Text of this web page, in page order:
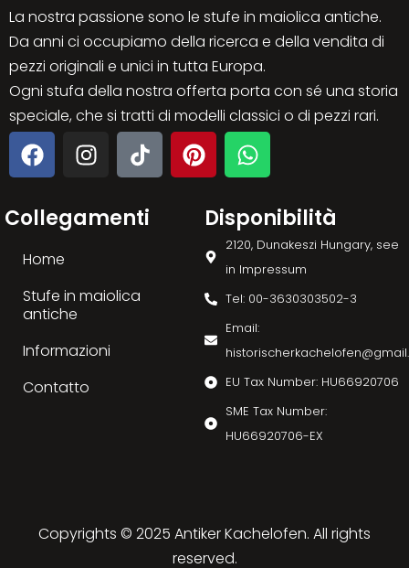
La nostra passione sono le stufe in maiolica antiche.
Da anni ci occupiamo della ricerca e della vendita di
pezzi originali e unici in tutta Europa.
Ogni stufa della nostra offerta porta con sé una storia
speciale, che si tratti di modelli classici o di pezzi rari.
Collegamenti
Home
Stufe in maiolica
antiche
Informazioni
Contatto
Disponibilità
2120, Dunakeszi Hungary, see
in Impressum
Tel: 00-3630303502-3
Email:
EU Tax Number: HU66920706
SME Tax Number:
HU66920706-EX
Copyrights © 2025 Antiker Kachelofen. All rights
reserved.